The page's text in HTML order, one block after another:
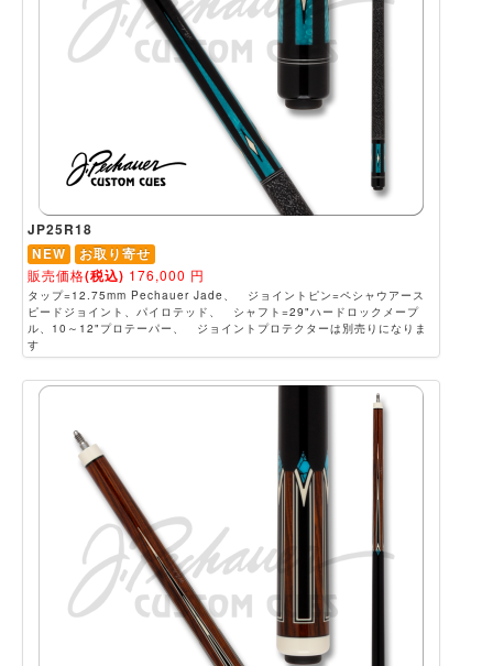
JP25R18
NEW
お取り寄せ
販売価格(税込) 176,000 円
タップ=12.75mm Pechauer Jade、 ジョイントピン=ペシャウアース
ピードジョイント、パイロテッド、 シャフト=29"ハードロックメープ
ル、10～12"プロテーパー、 ジョイントプロテクターは別売りになりま
す